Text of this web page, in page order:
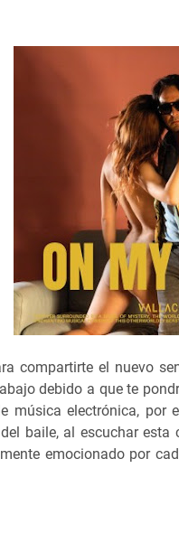
compartirte el nuevo
debido a que te
música electrónica,
baile, al escuchar
emocionado por